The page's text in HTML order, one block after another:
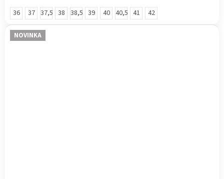
hvězdiček.
36 37 37,5 38 38,5 39 40 40,5 41 42
NOVINKA